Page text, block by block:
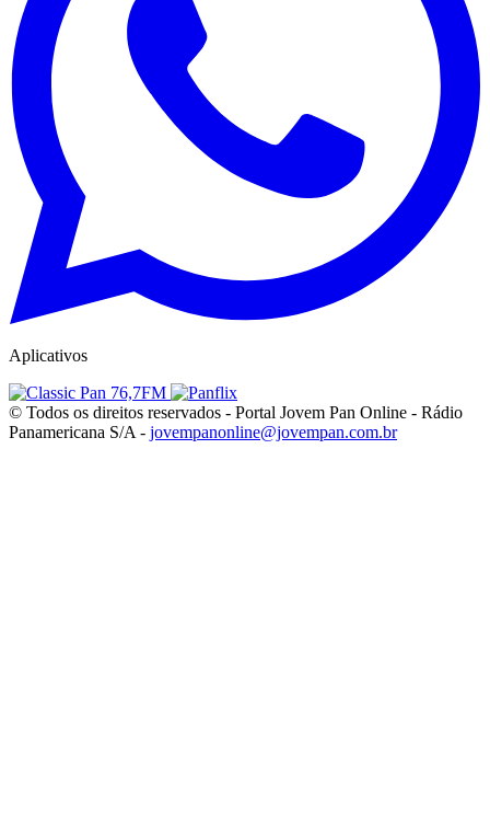
Aplicativos
© Todos os direitos reservados - Portal Jovem Pan Online - Rádio
Panamericana S/A - jovempanonline@jovempan.com.br